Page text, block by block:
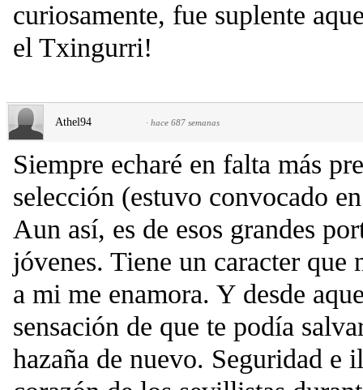
curiosamente, fue suplente
el Txingurri!
Athel94 · hace 687 semanas
Siempre echaré en falta más
selección (estuvo convocado
Aun así, es de esos grandes
jóvenes. Tiene un caracter que
a mi me enamora. Y desde
sensación de que te podía
hazaña de nuevo. Seguridad e